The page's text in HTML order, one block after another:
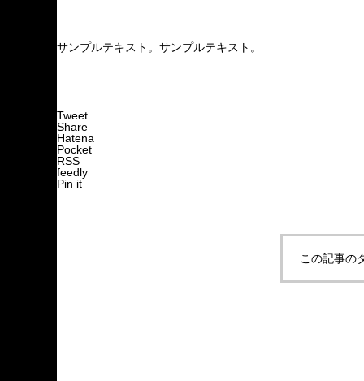
サンプルテキスト。サンプルテキスト。
Tweet
Share
Hatena
Pocket
RSS
feedly
Pin it
この記事の